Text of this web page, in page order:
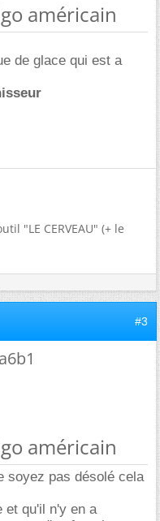
américain
de glace qui est a
"LE CERVEAU" (+ le
#3
américain
soyez pas désolé cela
et qu'il n'y en a